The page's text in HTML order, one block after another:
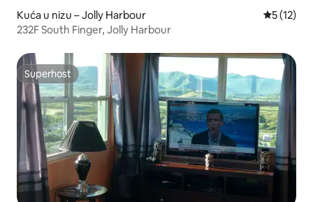
Kuća u nizu – Jolly Harbour Prosječna
5 (12)
232F South Finger, Jolly Harbour
Superhost
Superhost